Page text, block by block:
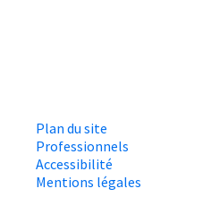
Plan du site
Professionnels
Accessibilité
Mentions légales